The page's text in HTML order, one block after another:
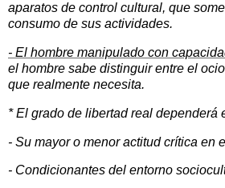
aparatos de control cultural, que
consumo de sus actividades.
- El hombre manipulado con
el hombre sabe distinguir entre el
que realmente necesita.
* El grado de libertad real dependerá
- Su mayor o menor actitud crítica en
- Condicionantes del entorno